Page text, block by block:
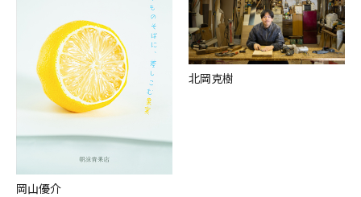
岡⼭優介
北岡克樹